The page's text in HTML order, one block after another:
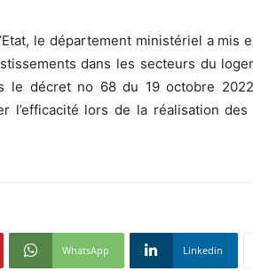
le département ministériel a mis
dans les secteurs du
le décret no 68 du 19 octobre
l’efficacité lors de la réalisation des
WhatsApp Linkedin